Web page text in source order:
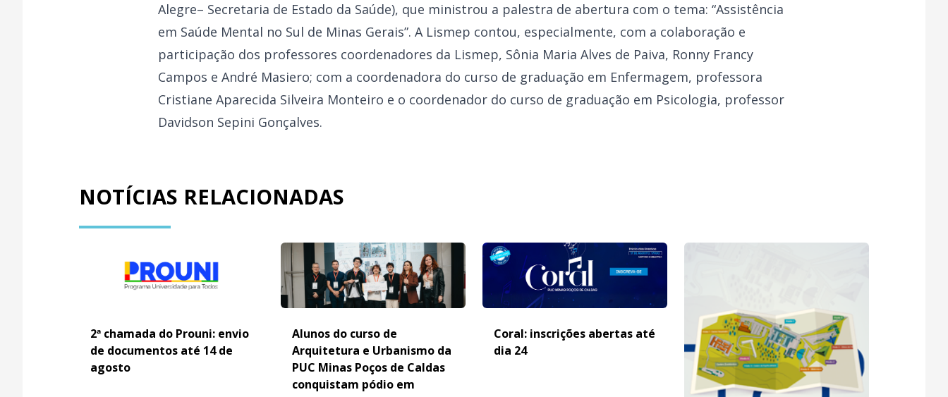
Alegre– Secretaria de Estado da Saúde), que ministrou a palestra de abertura com o tema: “Assistência
em Saúde Mental no Sul de Minas Gerais”. A Lismep contou, especialmente, com a colaboração e
participação dos professores coordenadores da Lismep, Sônia Maria Alves de Paiva, Ronny Francy
Campos e André Masiero; com a coordenadora do curso de graduação em Enfermagem, professora
Cristiane Aparecida Silveira Monteiro e o coordenador do curso de graduação em Psicologia, professor
Davidson Sepini Gonçalves.
NOTÍCIAS RELACIONADAS
2ª chamada do Prouni: envio
de documentos até 14 de
agosto
Alunos do curso de
Arquitetura e Urbanismo da
PUC Minas Poços de Caldas
conquistam pódio em
Coral: inscrições abertas até
dia 24